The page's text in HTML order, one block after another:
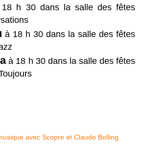
h 30 dans la salle des fêtes
à 18 h 30 dans la salle des fêtes
à 18 h 30 dans la salle des fêtes